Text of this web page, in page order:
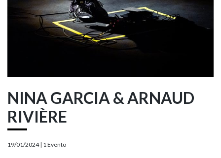
NINA GARCIA & ARNAUD
RIVIÈRE
19/01/2024 | 1 Evento